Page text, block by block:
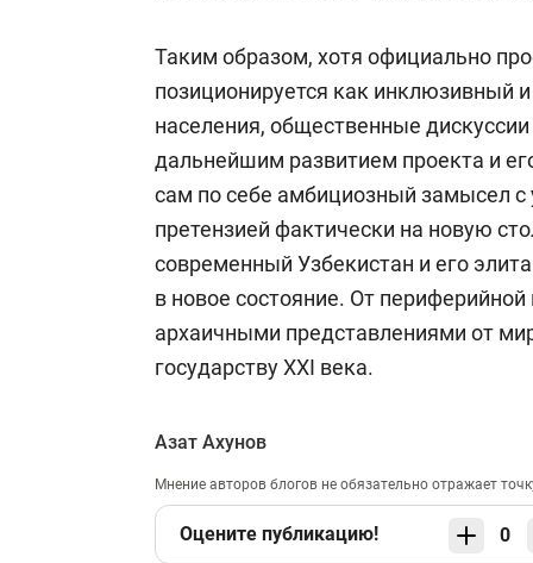
Таким образом, хотя официально
позиционируется как инклюзивный
населения, общественные
дальнейшим развитием проекта и
сам по себе амбициозный замысел с
претензией фактически на новую
современный Узбекистан и его
в новое состояние. От периферийной
архаичными представлениями от
государству XXI века.
Азат Ахунов
Мнение авторов блогов не обязательно отражает
Оцените публикацию! 0